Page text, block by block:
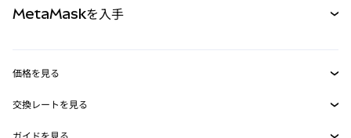
RWA
MetaMask Connect
MetaMaskを入手
価格を見る
イーサリアムの価格
Solanaの価格
交換レートを見る